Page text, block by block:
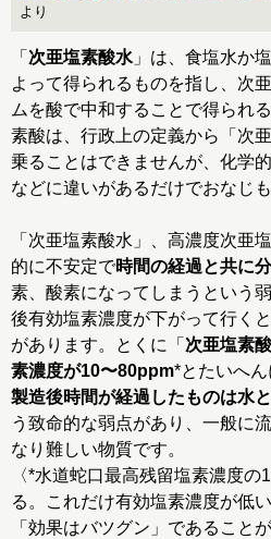
より
「 次亜塩素酸水 」は、食塩水か
よって得られるものを指し、次
ムを酸で中和することで得られ
素酸は、行政上の定義から「次
乗ることはできませんが、化学
などに違いがあるだけでおなじも
「次亜塩素酸水」、高濃度次亜
的に不安定で時間の経過と共に
素、酸素になってしまうという
後有効塩素濃度が下がって行く
があります。とくに「 次亜塩素
素濃度が10〜80ppm*とたいへん
製造後時間が経過したものは水
う致命的な弱点があり、一般に
なり難しい物質です。
〈*水道蛇口最高残留塩素濃度の
る。これだけ有効塩素濃度が低
「効果はバツグン」であること